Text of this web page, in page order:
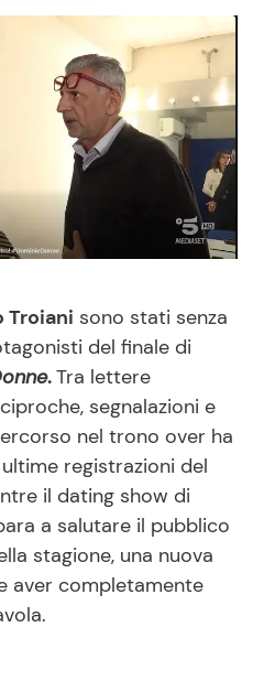
News dal mondo
Cucina e Ricette
Consigli di Cucina
Dolci
Le Ricette in TV
Primi Piatti
Ricette Facili e Veloci
Ricette Feste
Troiani sono stati senza
del finale di
.Tra lettere
segnalazioni e
nel trono over ha
registrazioni del
il dating show di
a salutare il pubblico
stagione, una nuova
aver completamente